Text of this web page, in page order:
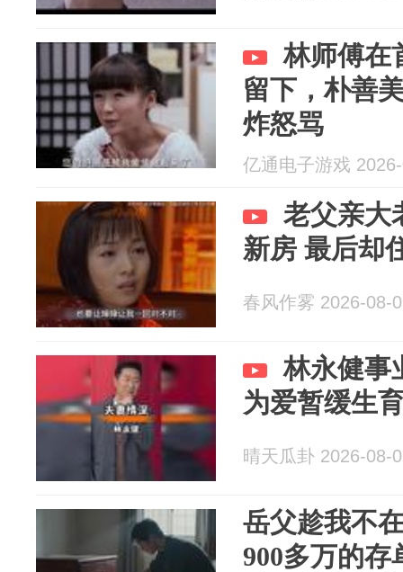
林师傅在
留下，朴善
炸怒骂
亿通电子游戏
老父亲大
新房 最后却
春风作雾 2026-08-
林永健事
为爱暂缓生
晴天瓜卦 2026-08-
岳父趁我不
900多万的存